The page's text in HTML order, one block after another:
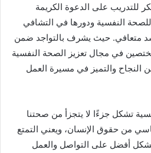
للتدريب على الدعوة الكريمة
النفسية ودورها في التشافي
حيث يشرف بالتواجد ضمن
في مجال تعزيز الصحة النفسية
النجاح والتميز في مسيرة العمل
تشكل جزءًا لا يتجزأ من صحتنا
من حقوق الإنسان، ويعني التمتع
بشكل أفضل على التواصل والعمل